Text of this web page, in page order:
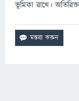
ভূমিকা রাখে।